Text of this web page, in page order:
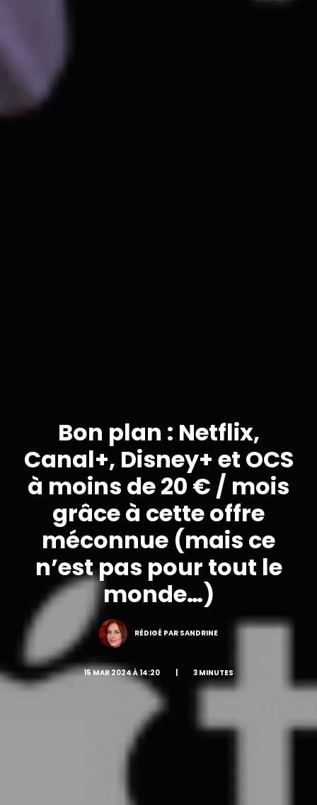
Bon plan : Netflix,
Canal+, Disney+ et OCS
à moins de 20 € / mois
grâce à cette offre
méconnue (mais ce
n’est pas pour tout le
monde…)
RÉDIGÉ PAR SANDRINE
15 MAR 2024 À 14:20 | 3 MINUTES